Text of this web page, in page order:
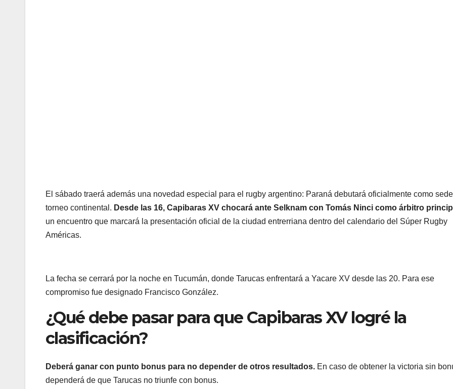
El sábado traerá además una novedad especial para el rugby argentino: Paraná debutará oficialmente como sede
torneo continental. Desde las 16, Capibaras XV chocará ante Selknam con Tomás Ninci como árbitro
un encuentro que marcará la presentación oficial de la ciudad entrerriana dentro del calendario del Súper Rugby
Américas.
La fecha se cerrará por la noche en Tucumán, donde Tarucas enfrentará a Yacare XV desde las 20. Para ese
compromiso fue designado Francisco González.
¿Qué debe pasar para que Capibaras XV logré la
clasificación?
Deberá ganar con punto bonus para no depender de otros resultados. En caso de obtener la victoria sin
dependerá de que Tarucas no triunfe con bonus.